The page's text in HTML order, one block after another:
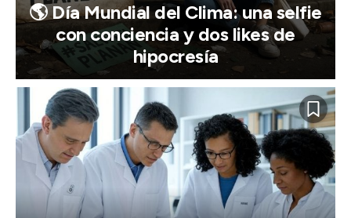
🌎 Día Mundial del Clima: una selfie
con conciencia y dos likes de
hipocresía